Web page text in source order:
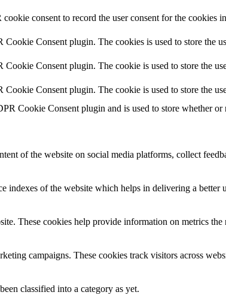
consent to record the user consent for the cookies
Consent plugin. The cookies is used to store the
Consent plugin. The cookie is used to store the
Consent plugin. The cookie is used to store the
Cookie Consent plugin and is used to store whether
of the website on social media platforms, collect
indexes of the website which helps in delivering a better
These cookies help provide information on metrics
campaigns. These cookies track visitors across
classified into a category as yet.